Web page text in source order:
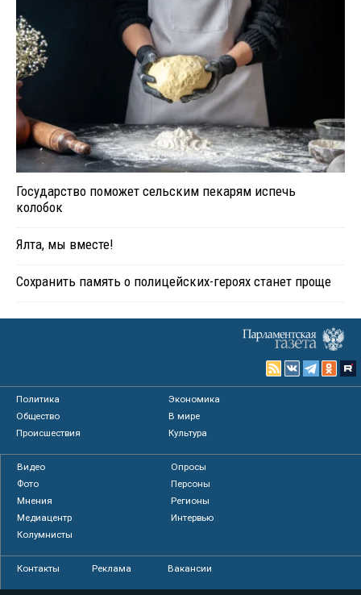
Государство поможет сельским пекарям испечь
колобок
Ялта, мы вместе!
Сохранить память о полицейских-героях станет проще
Политика
Экономика
Общество
В мире
Происшествия
Культура
Видео
Опросы
Фото
Персоны
Мнения
Регионы
Медиацентр
Интервью
Колумнисты
Контакты Реклама Вакансии